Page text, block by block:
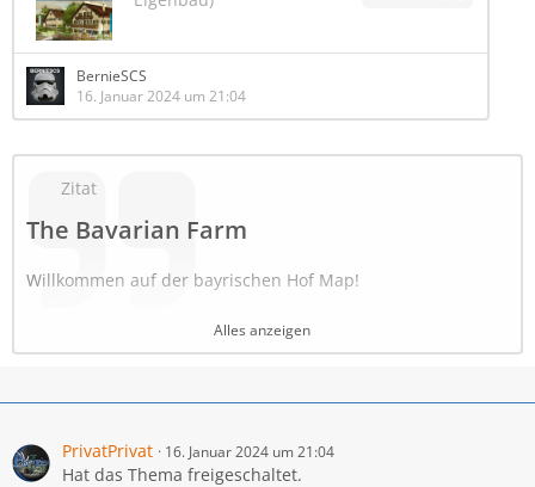
BernieSCS
16. Januar 2024 um 21:04
Zitat
The Bavarian Farm
Willkommen auf der bayrischen Hof Map!
Die Map hat keinen realen Ursprung und ist frei erfunden.
Als Vorbild diente jedoch die Region Regensburg / Passau.
Fast alle Häuser und Farmen sind Marke Eigenbau.
Es gibt ein Dorf mit einem Hafen.
Alles anzeigen
PrivatPrivat 16. Januar 2024 um 21:04
Hat das Thema freigeschaltet.